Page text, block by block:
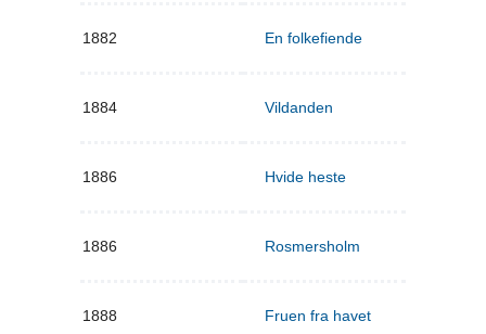
1882 En folkefiende
1884 Vildanden
1886 Hvide heste
1886 Rosmersholm
1888 Fruen fra havet